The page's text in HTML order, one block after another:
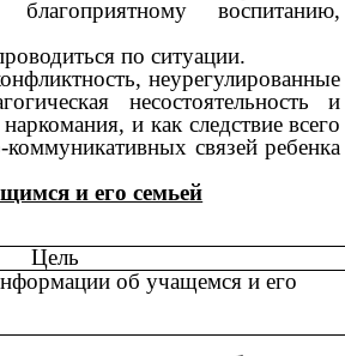
воспитанию,
по ситуации.
неурегулированные
несостоятельность и
и как следствие всего
связей ребенка
и его семьей
Цель
об учащемся и его